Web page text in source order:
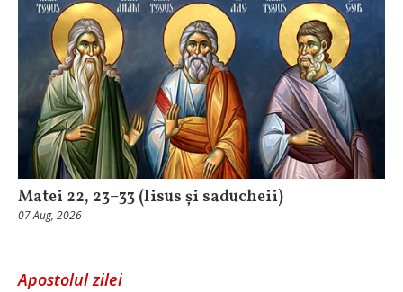
Matei 22, 23–33 (Iisus și saducheii)
07 Aug, 2026
Apostolul zilei